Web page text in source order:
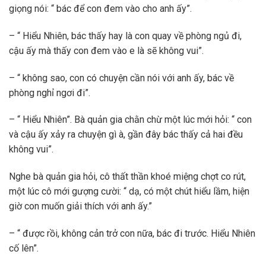
giọng nói: “ bác để con đem vào cho anh ấy”.
– “ Hiểu Nhiên, bác thấy hay là con quay về phòng ngủ đi,
cậu ấy mà thấy con đem vào e là sẽ không vui”.
– “ không sao, con có chuyện cần nói với anh ấy, bác về
phòng nghỉ ngơi đi”.
– “ Hiểu Nhiên”. Bà quản gia chằn chừ một lúc mới hỏi: “ con
và cậu ấy xảy ra chuyện gì à, gần đây bác thấy cả hai đều
không vui”.
Nghe bà quản gia hỏi, cô thất thần khoé miệng chợt co rút,
một lúc cô mới gượng cười: “ dạ, có một chút hiểu lầm, hiện
giờ con muốn giải thích với anh ấy.”
– “ được rồi, không cản trở con nữa, bác đi trước. Hiểu Nhiên
cố lên”.